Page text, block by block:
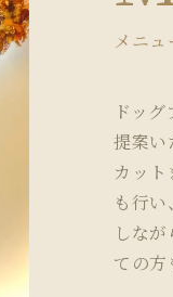
メニュ
ドッ
提案い
カッ
も行
しな
ての方